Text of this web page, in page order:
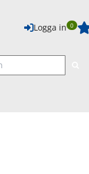
Logga in 0